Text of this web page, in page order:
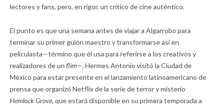
lectores y fans, pero, en rigor, un crítico de cine auténtico.
El punto es que una semana antes de viajar a Algarrobo para
terminar su primer guión maestro y transformarse así en
peliculasta—término que él usa para referirse a los creativos y
realizadores de un flim—, Hermes Antonio visitó la Ciudad de
México para estar presente en el lanzamiento latinoamericano de
prensa que organizó Netflix de la serie de terror y misterio
Hemlock Grove, que estará disponible en su primera temporada a